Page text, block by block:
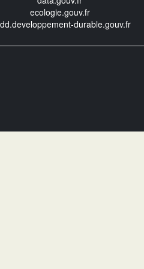
ecologie.gouv.fr
durable.gouv.fr